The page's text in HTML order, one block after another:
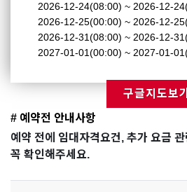
2026-12-24(08:00) ~ 2026-12-
2026-12-25(00:00) ~ 2026-12-
2026-12-31(08:00) ~ 2026-12-
2027-01-01(00:00) ~ 2027-01-
구글지도보기
# 예약전 안내사항
예약 전에 임대자격요건, 추가 요금 관
꼭 확인해주세요.